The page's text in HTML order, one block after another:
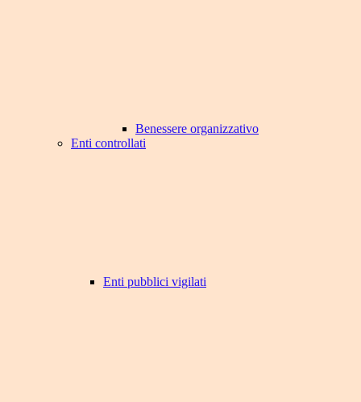
Benessere organizzativo
Enti controllati
Enti pubblici vigilati